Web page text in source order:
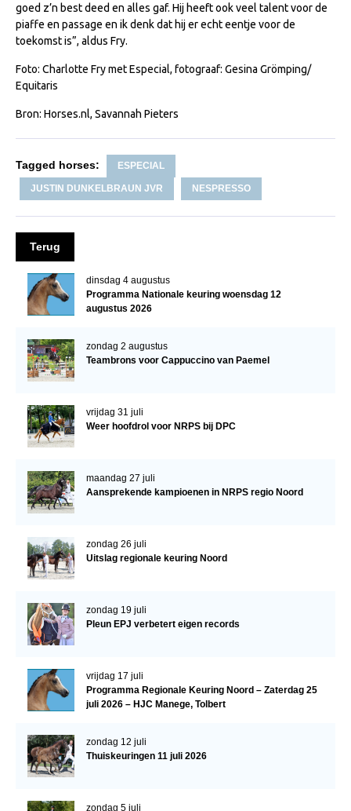
Informatie aan je paard of pony toevoegen
Onze fokkerij
Fokkerij informatie
Informatie veulen registratie
NRPS-Boegbeeld
WBSFH
Dekhengsten
HENGSTEN ONLINE
Informatie Hengstenkeuring
Verrichtingsonderzoek NRPS
Verrichtingsonderzoek 2023-2024
Verrichtingsonderzoek 2021-2022
Sport
Inloggen
CONTACT
goed z’n best deed en alles gaf. Hij heeft ook veel talent voor de
piaffe en passage en ik denk dat hij er echt eentje voor de
toekomst is”, aldus Fry.
Foto: Charlotte Fry met Especial, fotograaf: Gesina Grömping/
Equitaris
Bron: Horses.nl, Savannah Pieters
Tagged horses: ESPECIAL
JUSTIN DUNKELBRAUN JVR NESPRESSO
Terug
dinsdag 4 augustus
Programma Nationale keuring woensdag 12
augustus 2026
zondag 2 augustus
Teambrons voor Cappuccino van Paemel
vrijdag 31 juli
Weer hoofdrol voor NRPS bij DPC
maandag 27 juli
Aansprekende kampioenen in NRPS regio Noord
zondag 26 juli
Uitslag regionale keuring Noord
zondag 19 juli
Pleun EPJ verbetert eigen records
vrijdag 17 juli
Programma Regionale Keuring Noord – Zaterdag 25
juli 2026 – HJC Manege, Tolbert
zondag 12 juli
Thuiskeuringen 11 juli 2026
zondag 5 juli